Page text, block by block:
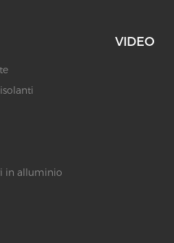
in alluminio
VIDEO